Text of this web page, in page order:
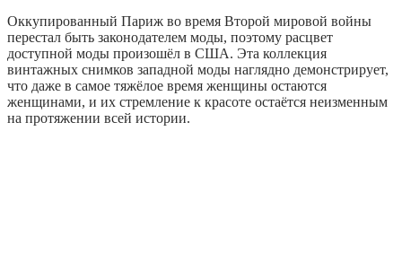
Оккупированный Париж во время Второй мировой войны
перестал быть законодателем моды, поэтому расцвет
доступной моды произошёл в США. Эта коллекция
винтажных снимков западной моды наглядно демонстрирует,
что даже в самое тяжёлое время женщины остаются
женщинами, и их стремление к красоте остаётся неизменным
на протяжении всей истории.